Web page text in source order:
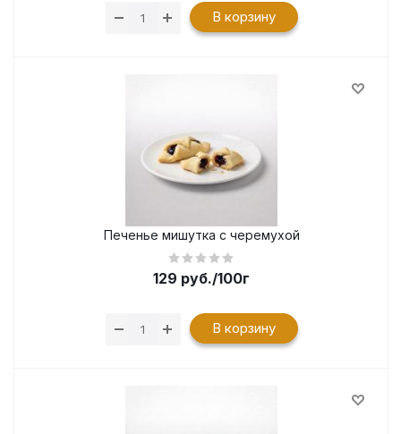
В корзину
Печенье мишутка с черемухой
129 руб./100г
В корзину